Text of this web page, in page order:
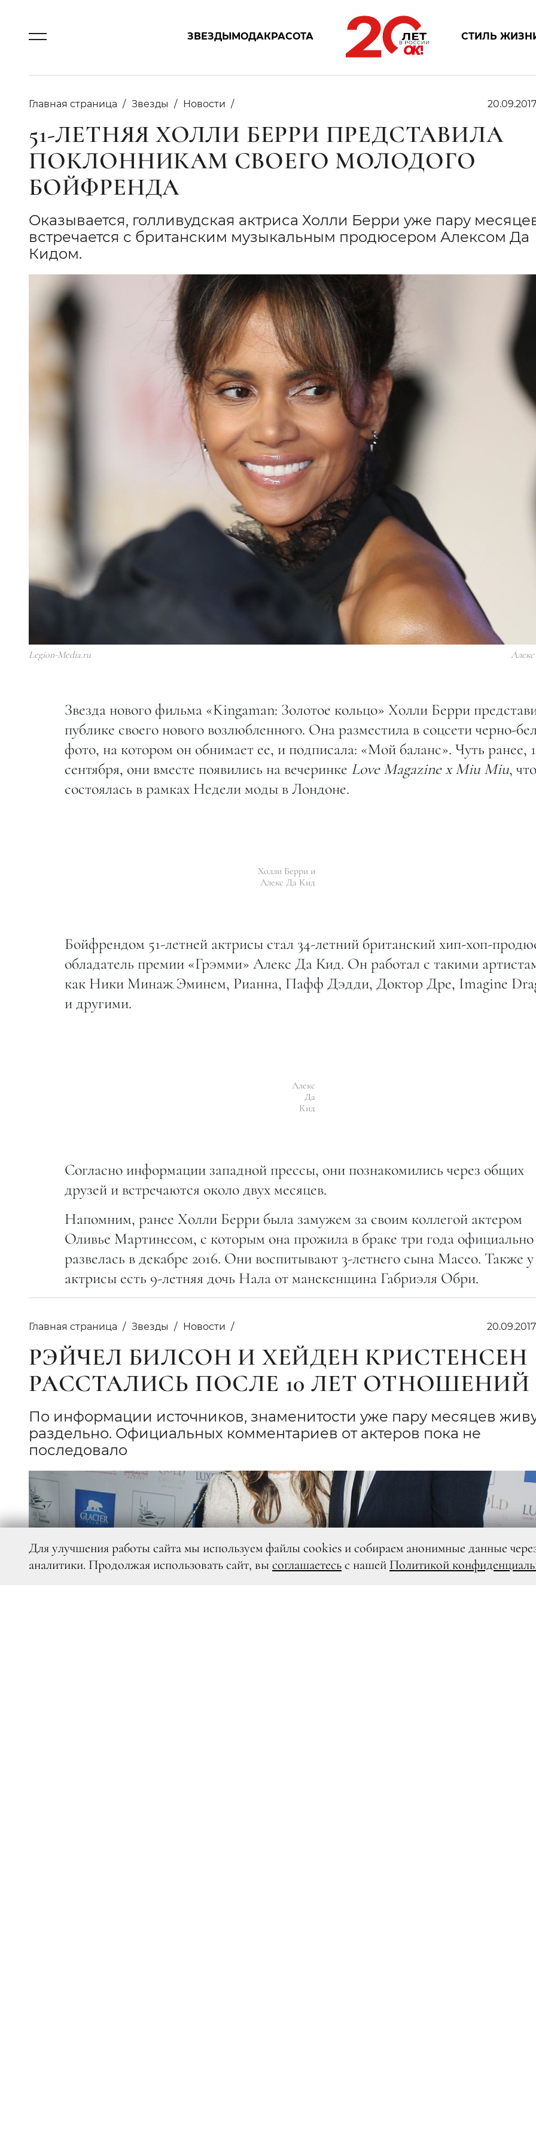
ЗВЕЗДЫМОДАКРАСОТА СТИЛЬ
Главная страница Звезды Новости
51-ЛЕТНЯЯ ХОЛЛИ БЕРРИ ПРЕДСТАВИЛА
ПОКЛОННИКАМ СВОЕГО МОЛОДОГО
БОЙФРЕНДА
Оказывается, голливудская актриса Холли Берри уже пару
встречается с британским музыкальным продюсером Алексом Да
Кидом.
Legion-Media.ru
Звезда нового фильма «Kingaman: Золотое кольцо» Холли Берри
публике своего нового возлюбленного. Она разместила в соцсети черно-
фото, на котором он обнимает ее, и подписала: «Мой баланс». Чуть ранее,
сентября, они вместе появились на вечеринке Love Magazine x Miu Miu, что
состоялась в рамках Недели моды в Лондоне.
Холли Берри и
Алекс Да Кид
Бойфрендом 51-летней актрисы стал 34-летний британский хип-хоп-
обладатель премии «Грэмми» Алекс Да Кид. Он работал с такими
как Ники Минаж, Эминем, Рианна, Пафф Дэдди, Доктор Дре, Imagine
и другими.
Алекс
Да
Кид
Согласно информации западной прессы, они познакомились через общих
друзей и встречаются около двух месяцев.
Напомним, ранее Холли Берри была замужем за своим коллегой актером
Оливье Мартинесом, с которым она прожила в браке три года официально
развелась в декабре 2016. Они воспитывают 3-летнего сына Масео. Также у
актрисы есть 9-летняя дочь Нала от манекенщина Габриэля Обри.
Главная страница Звезды Новости
РЭЙЧЕЛ БИЛСОН И ХЕЙДЕН КРИСТЕНСЕН
РАССТАЛИСЬ ПОСЛЕ 10 ЛЕТ ОТНОШЕНИЙ
По информации источников, знаменитости уже пару месяцев
раздельно. Официальных комментариев от актеров пока не
последовало
Для улучшения работы сайта мы используем файлы cookies и собираем анонимные данные
аналитики. Продолжая использовать сайт, вы соглашаетесьс нашей Политикой